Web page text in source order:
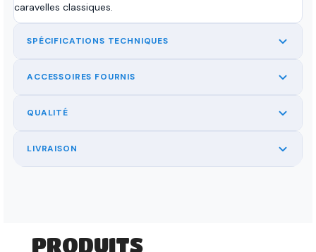
caravelles classiques.
SPÉCIFICATIONS TECHNIQUES
ACCESSOIRES FOURNIS
QUALITÉ
LIVRAISON
PRODUITS